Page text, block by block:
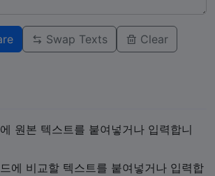
Swap Texts Clear
원본 텍스트를 붙여넣거나 입력합니
에 비교할 텍스트를 붙여넣거나 입력합